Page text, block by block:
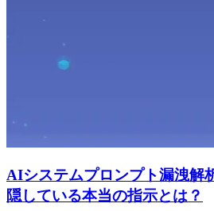
AIシステムプロンプト漏洩解
隠している本当の指示とは？